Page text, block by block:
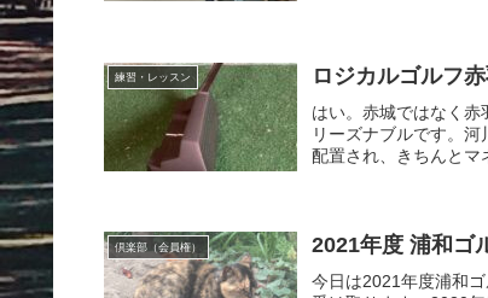
練習・レッスン ロジカルゴルフ
はい。赤城ではなく
リーズナブルです。
配置され、きちんとマ
倶楽部（会員権） 2021年度 浦和ゴ
今日は2021年度浦和